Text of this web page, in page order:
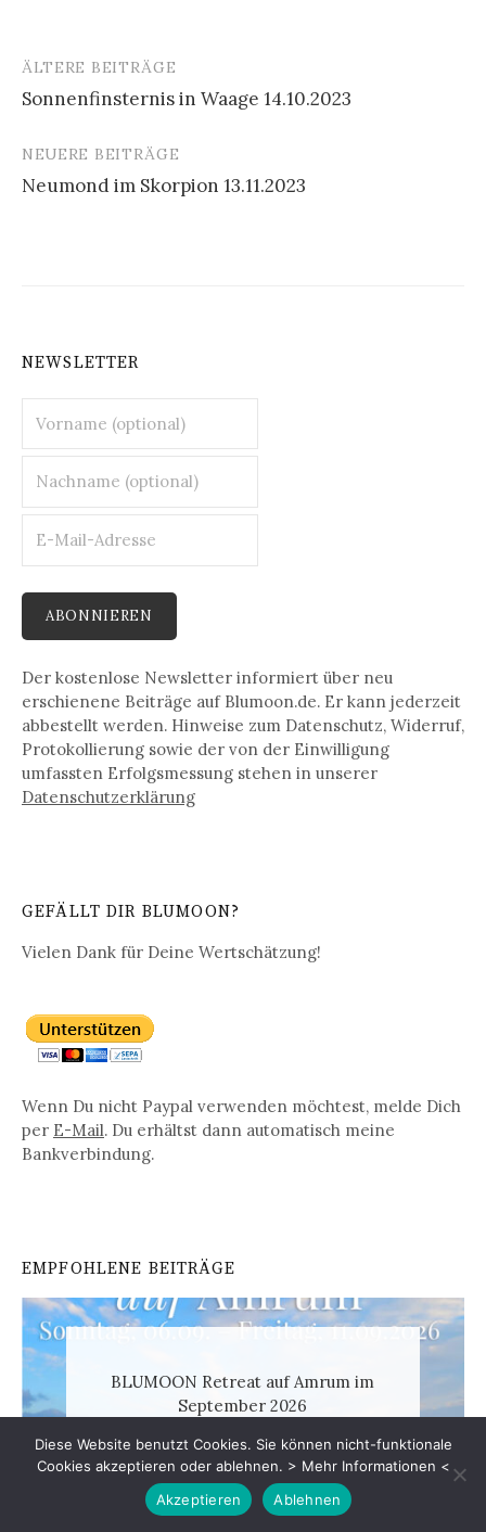
Beitragsnavigation
ÄLTERE BEITRÄGE
Sonnenfinsternis in Waage 14.10.2023
NEUERE BEITRÄGE
Neumond im Skorpion 13.11.2023
NEWSLETTER
Der kostenlose Newsletter informiert über neu
erschienene Beiträge auf Blumoon.de. Er kann jederzeit
abbestellt werden. Hinweise zum Datenschutz, Widerruf,
Protokollierung sowie der von der Einwilligung
umfassten Erfolgsmessung stehen in unserer
Datenschutz­erklärung
GEFÄLLT DIR BLUMOON?
Vielen Dank für Deine Wertschätzung!
Wenn Du nicht Paypal verwenden möchtest, melde Dich
per E-Mail. Du erhältst dann automatisch meine
Bankverbindung.
EMPFOHLENE BEITRÄGE
BLUMOON Retreat auf Amrum im
September 2026
Diese Website benutzt Cookies. Sie können nicht-funktionale
Cookies akzeptieren oder ablehnen. > Mehr Informationen <
Akzeptieren
Ablehnen